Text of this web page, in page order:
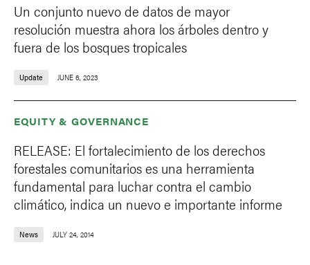
Un conjunto nuevo de datos de mayor
resolución muestra ahora los árboles dentro y
fuera de los bosques tropicales
Update JUNE 6, 2023
EQUITY & GOVERNANCE
RELEASE: El fortalecimiento de los derechos
forestales comunitarios es una herramienta
fundamental para luchar contra el cambio
climático, indica un nuevo e importante informe
News JULY 24, 2014